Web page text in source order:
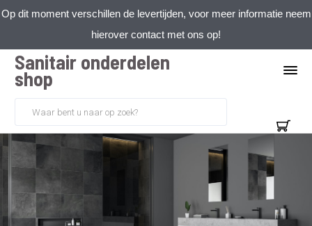
Op dit moment verschillen de levertijden, voor meer informatie neem
hierover contact met ons op!
Sanitair onderdelen
shop